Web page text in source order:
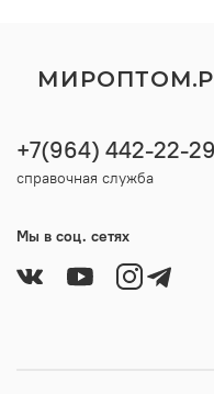
+7(964) 442-22-29
справочная служба
Мы в соц. сетях